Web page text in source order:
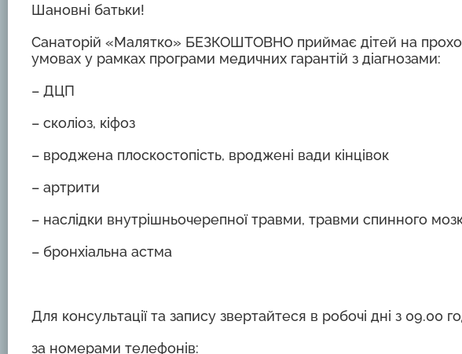
Шановні батьки!
Санаторій «Малятко» БЕЗКОШТОВНО приймає дітей на
умовах у рамках програми медичних гарантій з діагнозами:
– ДЦП
– сколіоз, кіфоз
– вроджена плоскостопість, вроджені вади кінцівок
– артрити
– наслідки внутрішньочерепної травми, травми спинного
– бронхіальна астма
Для консультації та запису звертайтеся в робочі дні з 09.00
за номерами телефонів: